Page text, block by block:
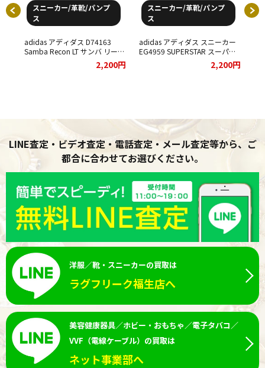
スニーカー/革靴/パンプ
ス
adidas アディダス D74163
Samba Recon LT サンバ リーコ
ン スニーカー をお買取りさせ
2,200円
スニーカー/革靴/パンプ
ス
adidas アディダス スニーカー
EG4959 SUPERSTAR スーパー
スター ブラックをお買取りさせ
2,200円
LINE査定・ビデオ査定・電話査定・メール査定等から、ご
都合に合わせてお選びください。
洋服／靴・スニーカーの買取は
ラグフリーク福生店へ
美容健康器具／ホビー・おもちゃ／電子タバコ／
VVF（電線ケーブル）の買取は
ネット事業部へ